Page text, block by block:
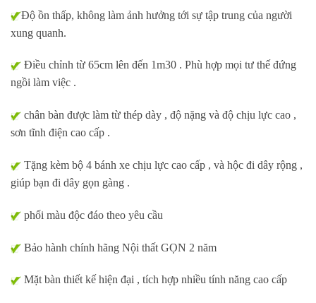
Độ ồn thấp, không làm ảnh hưởng tới sự tập trung của người
xung quanh.
Điều chỉnh từ 65cm lên đến 1m30 . Phù hợp mọi tư thế đứng
ngồi làm việc .
chân bàn được làm từ thép dày , độ nặng và độ chịu lực cao ,
sơn tĩnh điện cao cấp .
Tặng kèm bộ 4 bánh xe chịu lực cao cấp , và hộc đi dây rộng ,
giúp bạn đi dây gọn gàng .
phối màu độc đáo theo yêu cầu
Bảo hành chính hãng Nội thất GỌN 2 năm
Mặt bàn thiết kế hiện đại , tích hợp nhiều tính năng cao cấp